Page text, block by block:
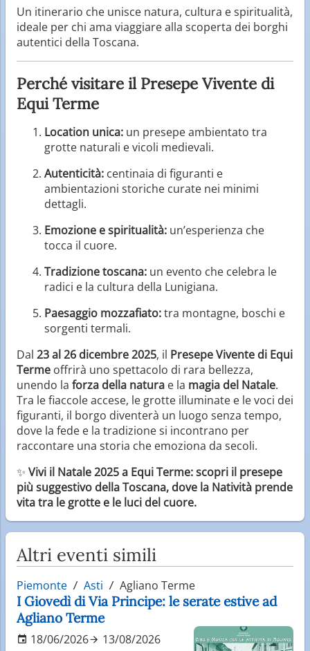
Un itinerario che unisce natura, cultura e spiritualità,
ideale per chi ama viaggiare alla scoperta dei borghi
autentici della Toscana.
Perché visitare il Presepe Vivente di
Equi Terme
Location unica: un presepe ambientato tra
grotte naturali e vicoli medievali.
Autenticità: centinaia di figuranti e
ambientazioni storiche curate nei minimi
dettagli.
Emozione e spiritualità: un’esperienza che
tocca il cuore.
Tradizione toscana: un evento che celebra le
radici e la cultura della Lunigiana.
Paesaggio mozzafiato:tra montagne, boschi e
sorgenti termali.
Dal 23 al 26 dicembre 2025, il Presepe Vivente di Equi
Terme offrirà uno spettacolo di rara bellezza,
unendo la forza della natura e la magia del Natale.
Tra le fiaccole accese, le grotte illuminate e le voci dei
figuranti, il borgo diventerà un luogo senza tempo,
dove la fede e la tradizione si incontrano per
raccontare una storia che emoziona da secoli.
✨ Vivi il Natale 2025 a Equi Terme: scopri il presepe
più suggestivo della Toscana, dove la Natività prende
vita tra le grotte e le luci del cuore.
Altri eventi simili
Piemonte Asti Agliano Terme
I Giovedì di Via Principe: le serate estive ad
Agliano Terme
18/06/2026
13/08/2026